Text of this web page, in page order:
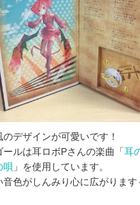
のデザインが可愛いです！
ールは耳ロボPさんの楽曲「耳
唄 」を使用しています。
音色がしんみり心に広がります